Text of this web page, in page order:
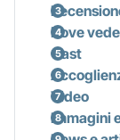
Dove
Cast
Video
Immagini